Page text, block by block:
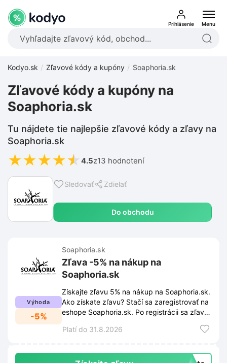
Prihlásenie Menu
Kodyo.sk Zľavové kódy a kupóny Soaphoria.sk
Sledovať Zdielať
Do obchodu
Zľavové kódy a kupóny na
Soaphoria.sk
Tu nájdete tie najlepšie zľavové kódy a zľavy na
Soaphoria.sk
★★★★★ 4.5z13 hodnotení
Výhoda
-5%
Soaphoria.sk
Zľava -5% na nákup na
Soaphoria.sk
Získajte zľavu 5% na nákup na Soaphoria.sk.
Ako získate zľavu? Stačí sa zaregistrovať na
eshope Soaphoria.sk. Po registrácii sa zľava
Platí do 31.8.2026